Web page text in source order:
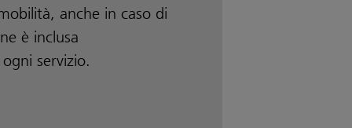
anche in caso di
è inclusa
servizio.